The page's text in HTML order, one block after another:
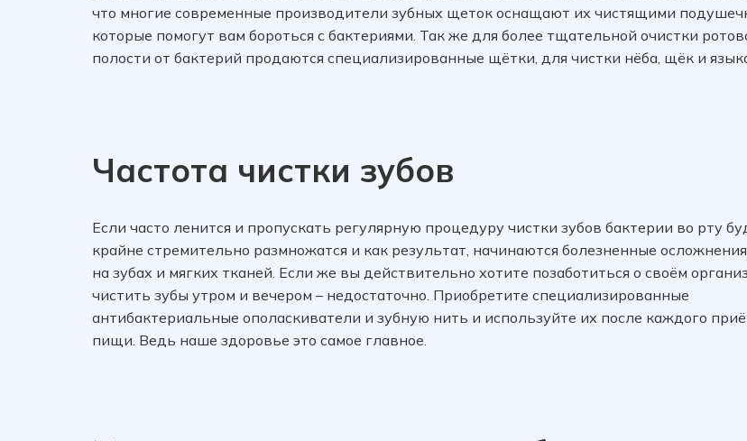
что многие современные производители зубных щеток оснащают их чистящими
которые помогут вам бороться с бактериями. Так же для более тщательной очистки
полости от бактерий продаются специализированные щётки, для чистки нёба, щёк и
Частота чистки зубов
Если часто ленится и пропускать регулярную процедуру чистки зубов бактерии во рту
крайне стремительно размножатся и как результат, начинаются болезненные осложнения
на зубах и мягких тканей. Если же вы действительно хотите позаботиться о своём
чистить зубы утром и вечером – недостаточно. Приобретите специализированные
антибактериальные ополаскиватели и зубную нить и используйте их после каждого
пищи. Ведь наше здоровье это самое главное.